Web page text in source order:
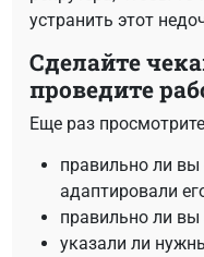
устранить этот
Сделайте
проведите
Еще раз
правильно ли вы
адаптировали
правильно ли вы
указали ли